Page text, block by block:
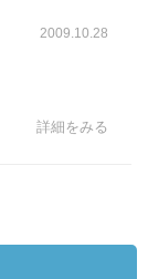
2009.10.28
詳細をみる